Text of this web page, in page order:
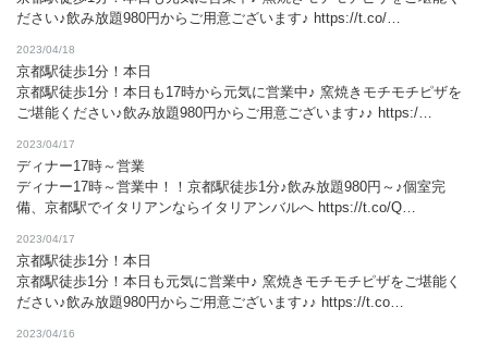
ださい♪飲み放題980円からご用意ございます♪ https://t.co/…
2023/04/18
京都駅徒歩1分！本日
京都駅徒歩1分！本日も17時から元気に営業中♪ 窯焼きモチモチピザを
ご堪能ください♪飲み放題980円からご用意ございます♪♪ https:/…
2023/04/17
ディナー17時～営業
ディナー17時～営業中！！京都駅徒歩1分♪飲み放題980円～♪個室完
備、京都駅でイタリアンならイタリアンバルへ https://t.co/Q…
2023/04/17
京都駅徒歩1分！本日
京都駅徒歩1分！本日も元気に営業中♪ 窯焼きモチモチピザをご堪能く
ださい♪飲み放題980円からご用意ございます♪♪ https://t.co…
2023/04/16
ニュース | Italian Bar KIMURAYA 京都駅前
ビル 1F・2F
https://kidshd127.owst.jp/blogs